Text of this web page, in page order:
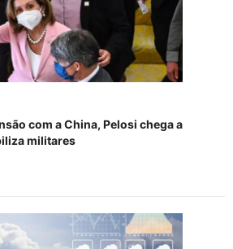
com a China, Pelosi chega a
militares